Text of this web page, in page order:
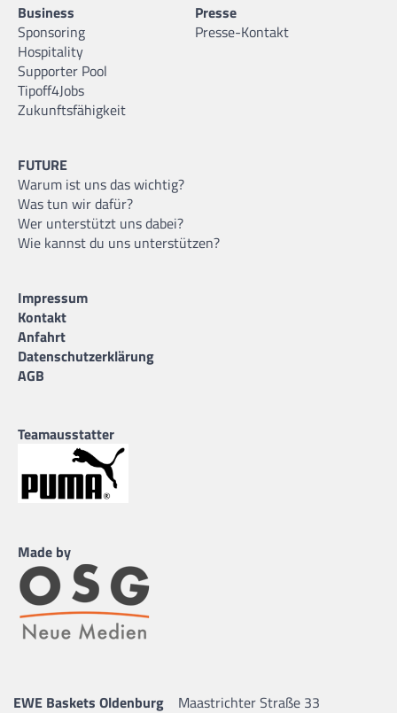
Business
Sponsoring
Hospitality
Supporter Pool
Tipoff4Jobs
Zukunftsfähigkeit
Presse
Presse-Kontakt
FUTURE
Warum ist uns das wichtig?
Was tun wir dafür?
Wer unterstützt uns dabei?
Wie kannst du uns unterstützen?
Impressum
Kontakt
Anfahrt
Datenschutzerklärung
AGB
Teamausstatter
Made by
EWE Baskets Oldenburg
Maastrichter Straße 33